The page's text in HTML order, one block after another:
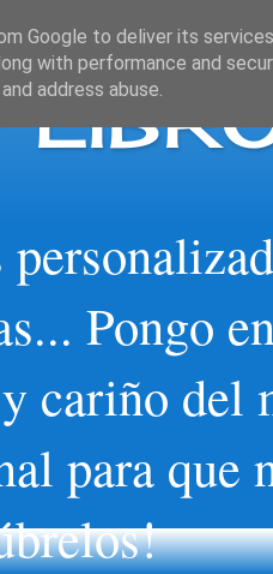
Pongo
cariño del
para que
Google to deliver its
with performance and
address abuse.